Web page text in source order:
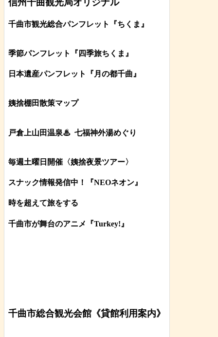
信州千曲観光局オリジナル
千曲市観光総合パンフレット 『ちくま 』
季節パンフレット『四季旅ちくま』
日本遺産パンフレット 『月の都千曲 』
姨捨棚田散策マップ
戸倉上山田温泉♨ 七福神外湯めぐり
毎週土曜日開催〈姨捨夜景ツアー〉
スナック情報発信中！『NEOネオン』
時を超えて旅をする
千曲市が舞台のアニメ『Turkey!』
千曲市総合観光会館《貸館利用案内》